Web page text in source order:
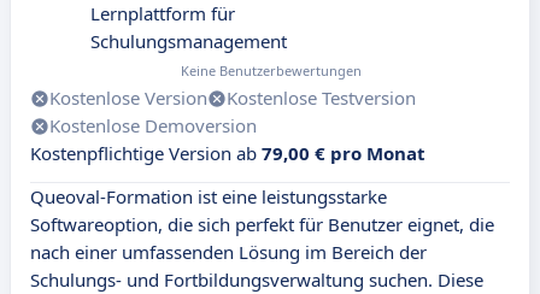
Lernplattform für
Schulungsmanagement
Keine Benutzerbewertungen
Kostenlose Version
Kostenlose Testversion
Kostenlose Demoversion
Kostenpflichtige Version ab 79,00 € pro Monat
Queoval-Formation ist eine leistungsstarke
Softwareoption, die sich perfekt für Benutzer eignet, die
nach einer umfassenden Lösung im Bereich der
Schulungs- und Fortbildungsverwaltung suchen. Diese